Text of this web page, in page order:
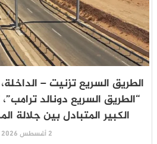
الطريق السريع تزنيت –
“الطريق السريع دونالد
الكبير المتبادل بين جلالة
2 أغسطس 2026